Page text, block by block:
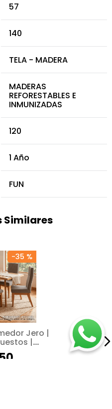
57
140
TELA - MADERA
MADERAS
REFORESTABLES E
INMUNIZADAS
120
1 Año
FUN
Similares
-35 %
Jero |
|